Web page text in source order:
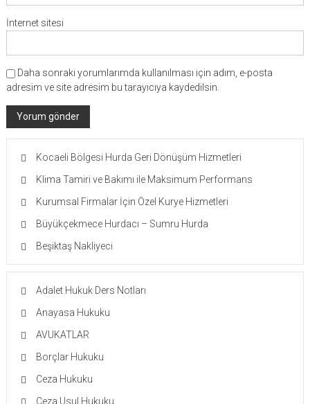
İnternet sitesi
Daha sonraki yorumlarımda kullanılması için adım, e-posta
adresim ve site adresim bu tarayıcıya kaydedilsin.
Kocaeli Bölgesi Hurda Geri Dönüşüm Hizmetleri
Klima Tamiri ve Bakımı ile Maksimum Performans
Kurumsal Firmalar İçin Özel Kurye Hizmetleri
Büyükçekmece Hurdacı – Sumru Hurda
Beşiktaş Nakliyeci
Adalet Hukuk Ders Notları
Anayasa Hukuku
AVUKATLAR
Borçlar Hukuku
Ceza Hukuku
Ceza Usul Hukuku